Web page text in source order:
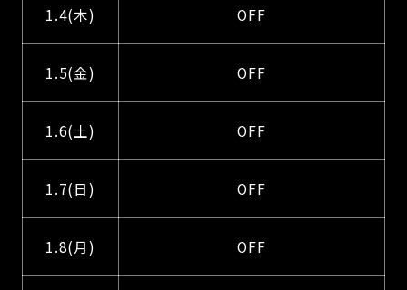
1.4(木) OFF
1.5(金) OFF
1.6(土) OFF
1.7(日) OFF
1.8(月) OFF